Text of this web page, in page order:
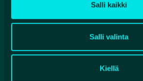
Salli kaikki
Salli valinta
Kiellä